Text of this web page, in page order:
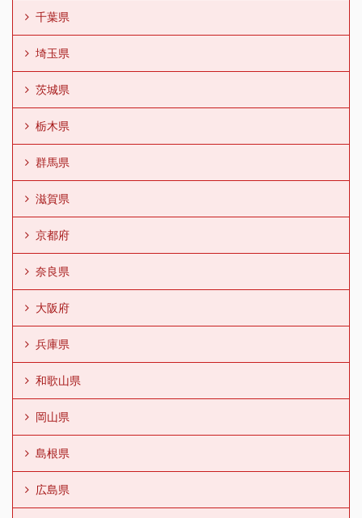
千葉県
埼玉県
茨城県
栃木県
群馬県
滋賀県
京都府
奈良県
大阪府
兵庫県
和歌山県
岡山県
島根県
広島県